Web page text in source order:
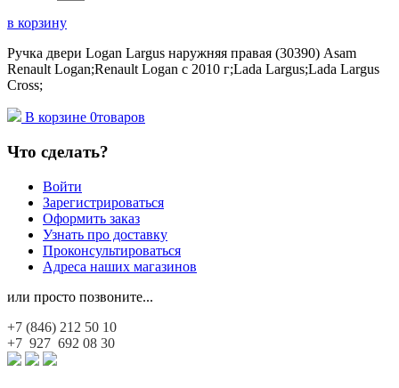
в корзину
Ручка двери Logan Largus наружняя правая (30390) Asam
Renault Logan;Renault Logan c 2010 г;Lada Largus;Lada Largus
Cross;
В корзине 0товаров
Что сделать?
Войти
Зарегистрироваться
Оформить заказ
Узнать про доставку
Проконсультироваться
Адреса наших магазинов
или просто позвоните...
+7 (846) 212 50 10
+7 927 692 08 30